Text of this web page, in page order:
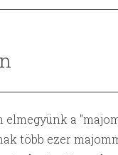
elmegyünk a
több ezer